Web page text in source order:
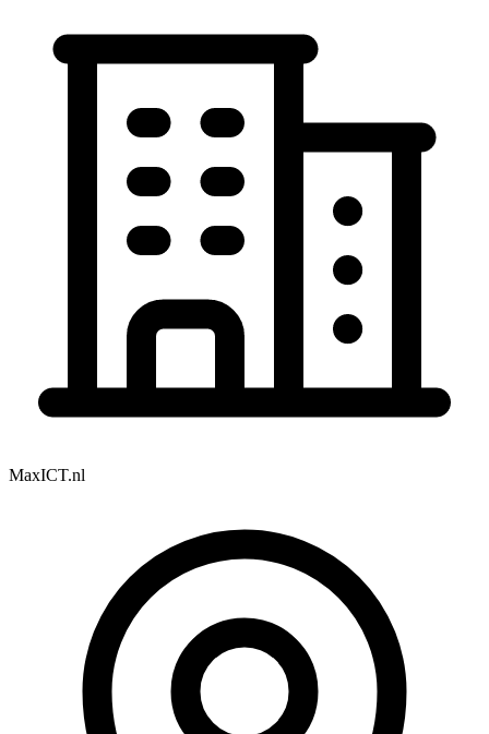
MaxICT.nl